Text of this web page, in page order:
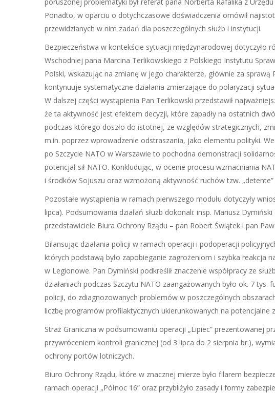
Ponadto, w oparciu o dotychczasowe doświadczenia omówił
przewidzianych w nim zadań dla poszczególnych służb i instytucji.
Bezpieczeństwa w kontekście sytuacji międzynarodowej dotyczyło
Wschodniej pana Marcina Terlikowskiego z Polskiego Instytutu
Polski, wskazując na zmianę w jego charakterze, głównie za
kontynuuje systematyczne działania zmierzające do polaryzacji
W dalszej części wystąpienia Pan Terlikowski przedstawił
że ta aktywność jest efektem decyzji, które zapadły na ostatnich
podczas którego doszło do istotnej, ze względów strategicznych,
m.in. poprzez wprowadzenie odstraszania, jako elementu polityki.
po Szczycie NATO w Warszawie to pochodna demonstracji
potencjał sił NATO. Konkludując, w ocenie procesu wzmacniania
i środków Sojuszu oraz wzmożoną aktywność ruchów tzw.
Pozostałe wystąpienia w ramach pierwszego modułu dotyczyły
lipca). Podsumowania działań służb dokonali: insp. Mariusz
przedstawiciele Biura Ochrony Rządu – pan Robert Świątek i pan
Bilansując działania policji w ramach operacji i podoperacji
których podstawą było zapobieganie zagrożeniom i szybka reakcja
w Legionowe. Pan Dymiński podkreślił znaczenie współpracy ze
działaniach podczas Szczytu NATO zaangażowanych było ok. 7
policji, do zdiagnozowanych problemów w poszczególnych
liczbę programów profilaktycznych ukierunkowanych na
Straż Graniczna w podsumowaniu operacji „Lipiec” prezentowanej
przywróceniem kontroli granicznej (od 3 lipca do 2 sierpnia br.),
ochrony portów lotniczych.
Biuro Ochrony Rządu, które w znacznej mierze było filarem
ramach operacji „Północ 16” oraz przybliżyło zasady i formy